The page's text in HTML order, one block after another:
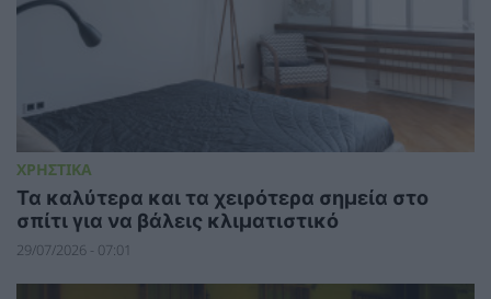
ΧΡΗΣΤΙΚΑ
Τα καλύτερα και τα χειρότερα σημεία στο
σπίτι για να βάλεις κλιματιστικό
29/07/2026 - 07:01